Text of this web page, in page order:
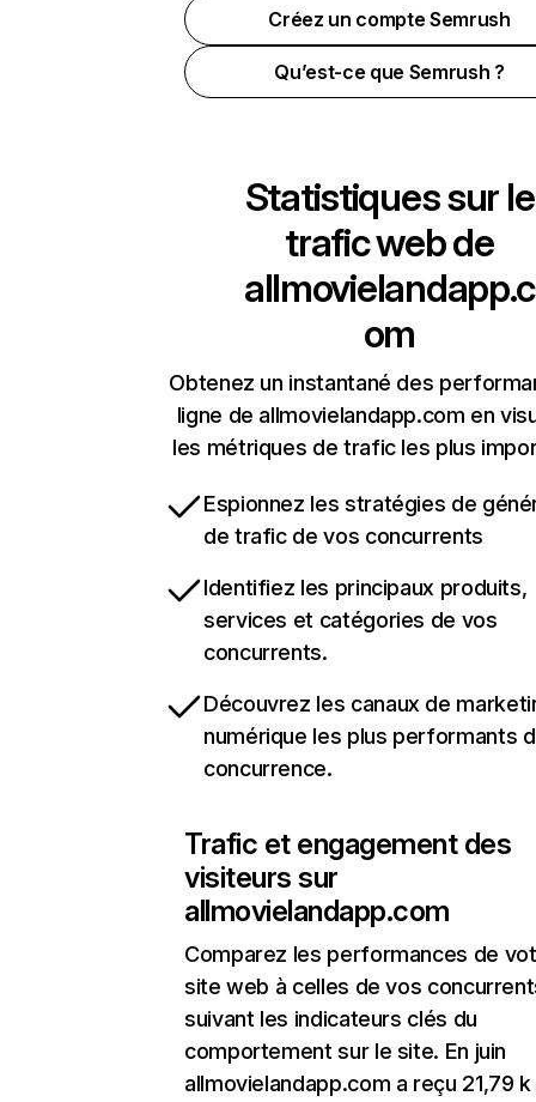
Créez un compte Semrush
Qu’est-ce que Semrush ?
Statistiques sur le
trafic web de
allmovielandapp.c
om
Obtenez un instantané des
ligne de allmovielandapp.com en
les métriques de trafic les plus
Espionnez les stratégies de
de trafic de vos concurrents
Identifiez les principaux produits,
services et catégories de vos
concurrents.
Découvrez les canaux de
numérique les plus performants
concurrence.
Trafic et engagement des
visiteurs sur
allmovielandapp.com
Comparez les performances de
site web à celles de vos
suivant les indicateurs clés du
comportement sur le site. En juin
allmovielandapp.com a reçu 21,79 k